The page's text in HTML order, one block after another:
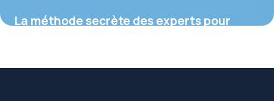
La méthode secrète des experts pour